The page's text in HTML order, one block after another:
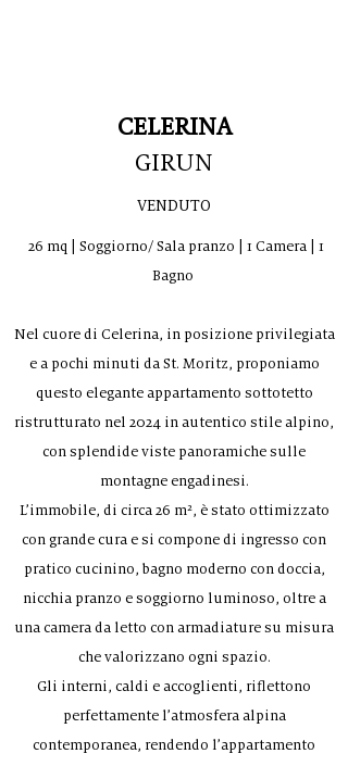
CELERINA
GIRUN
VENDUTO
26 mq | Soggiorno/ Sala pranzo | 1 Camera | 1
Bagno
Nel cuore di Celerina, in posizione privilegiata
e a pochi minuti da St. Moritz, proponiamo
questo elegante appartamento sottotetto
ristrutturato nel 2024 in autentico stile alpino,
con splendide viste panoramiche sulle
montagne engadinesi.
L’immobile, di circa 26 m², è stato ottimizzato
con grande cura e si compone di ingresso con
pratico cucinino, bagno moderno con doccia,
nicchia pranzo e soggiorno luminoso, oltre a
una camera da letto con armadiature su misura
che valorizzano ogni spazio.
Gli interni, caldi e accoglienti, riflettono
perfettamente l’atmosfera alpina
contemporanea, rendendo l’appartamento